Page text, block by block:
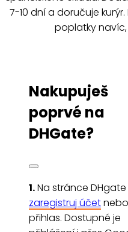
7-10 dní a doručuje
poplatky navíc,
Nakupuješ
poprvé na
DHGate?
1.Na stránce DHgate
zaregistruj účet
přihlas. Dostupné je